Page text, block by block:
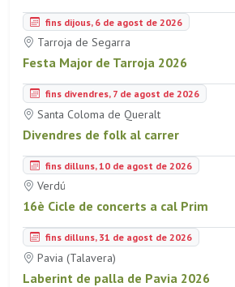
fins dijous, 6 de agost de 2026
Tarroja de Segarra
Festa Major de Tarroja 2026
fins divendres, 7 de agost de 2026
Santa Coloma de Queralt
Divendres de folk al carrer
fins dilluns, 10 de agost de 2026
Verdú
16è Cicle de concerts a cal Prim
fins dilluns, 31 de agost de 2026
Pavia (Talavera)
Laberint de palla de Pavia 2026